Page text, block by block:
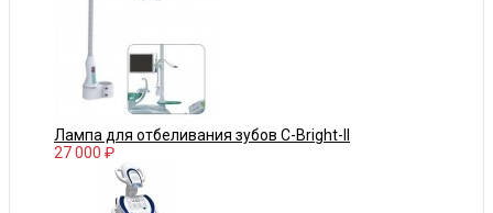
Лампа для отбеливания зубов С-Bright-II
27 000 ₽